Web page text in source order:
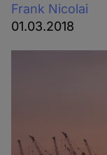
Frank Nicolai
01.03.2018